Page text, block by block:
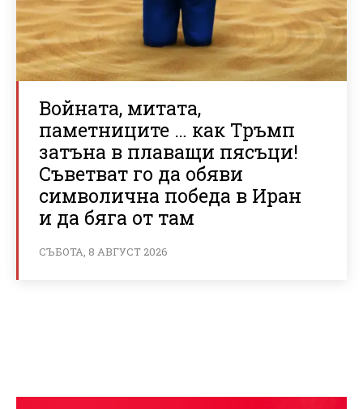
Войната, митата,
паметниците … как Тръмп
затъна в плаващи пясъци!
Съветват го да обяви
символична победа в Иран
и да бяга от там
СЪБОТА, 8 АВГУСТ 2026